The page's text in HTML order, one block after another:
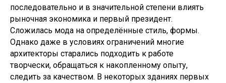
последовательно и в значительной степени влиять
рыночная экономика и первый президент.
Сложилась мода на определённые стиль, формы.
Однако даже в условиях ограничений многие
архитекторы старались подходить к работе
творчески, обращаться к накопленному опыту,
следить за качеством. В некоторых зданиях первых